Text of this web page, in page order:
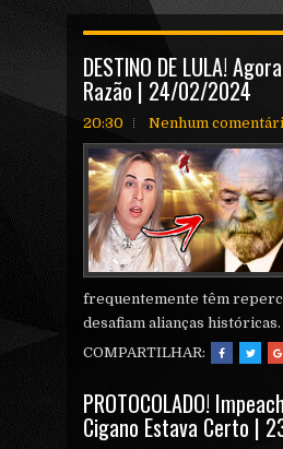
DESTlNO DE LULA!
Razão | 24/02/2024
20:30
Nenhum
frequentemente têm
desafiam alianças
COMPARTILHAR:
PROTOCOLADO!
Cigano Estava Certo |